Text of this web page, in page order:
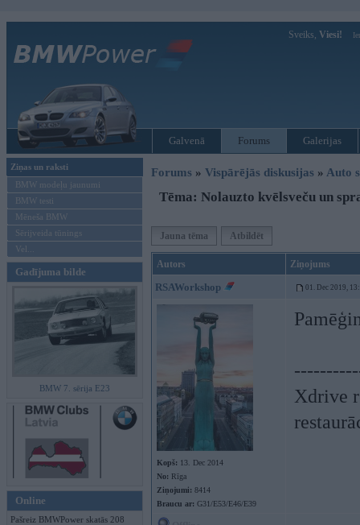
Sveiks, Viesi!
Galvenā Forums Galerijas
Ziņas un raksti
BMW modeļu jaunumi
BMW testi
Mēneša BMW
Sērijveida tūnings
Vel...
Gadījuma bilde
BMW 7. sērija E23
Online
Pašreiz BMWPower skatās 208
Forums » Vispārējās diskusijas » Auto
Tēma: Nolauzto kvēlsveču un
Jauna tēma Atbildēt
Autors Ziņojums
RSAWorkshop 01. Dec 2019,
Kopš: 13. Dec 2014
No: Rīga
Ziņojumi: 8414
Braucu ar: G31/E53/E46/E39
Xdrive